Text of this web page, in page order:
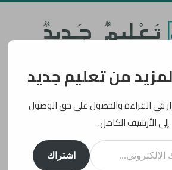
من تعليم جديد
في القراءة والحصول على حق الوصول
إلى الأرشيف الكامل.
كتابة بريدك الإلكتروني...
اشتراك